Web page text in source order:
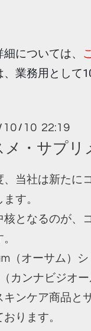
については、
、業務用として
10 / 10 22:19
メ・サプリ
、当社は新たに
す。
核となるのが、
（オーサム）
カンナビジオ
キンケア商品と
おります。